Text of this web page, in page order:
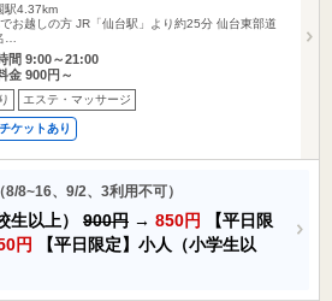
駅4.37km
お越しの方 JR「仙台駅」より約25分 仙台東部道
…
間 9:00～21:00
金 900円～
エステ・マッサージ
ケットあり
8/8~16、9/2、3利用不可）
生以上） 900円 → 850円
【平日限
円
【平日限定】小人（小学生以